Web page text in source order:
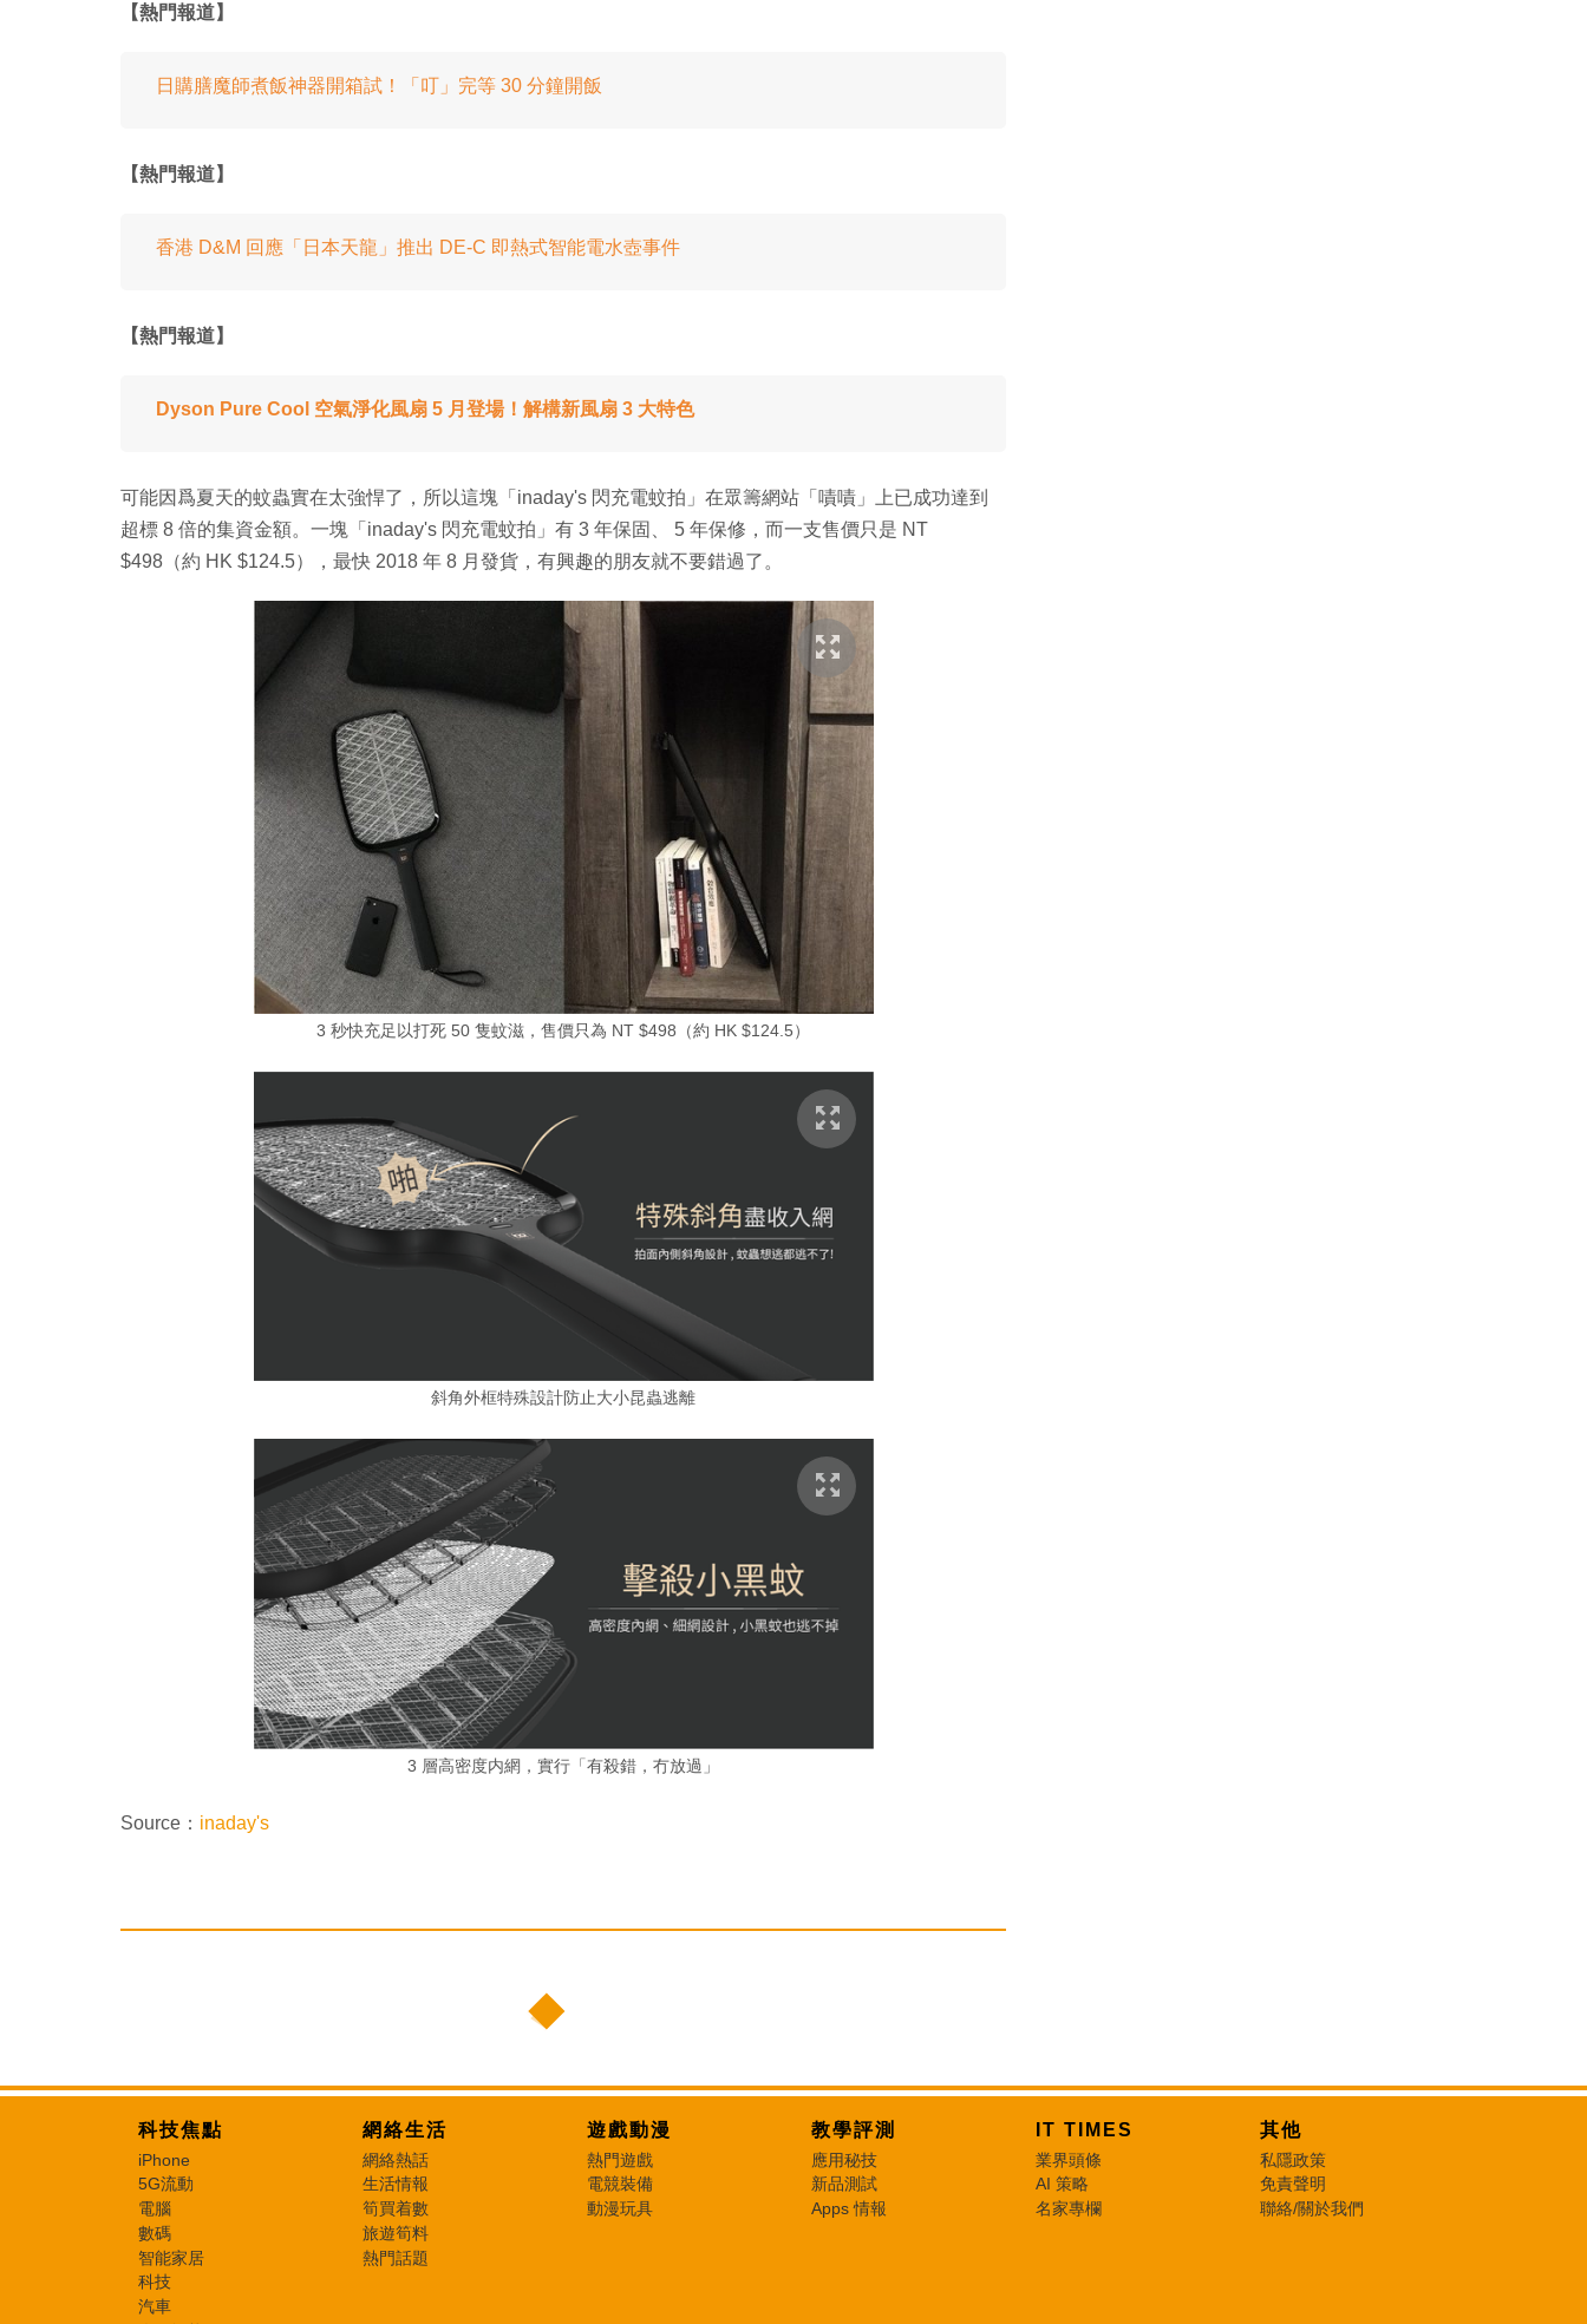
【熱門報道】
日購膳魔師煮飯神器開箱試！「叮」完等 30 分鐘開飯
【熱門報道】
香港 D&M 回應「日本天龍」推出 DE-C 即熱式智能電水壺事件
【熱門報道】
Dyson Pure Cool 空氣淨化風扇 5 月登場！解構新風扇 3 大特色
可能因爲夏天的蚊蟲實在太強悍了，所以這塊「inaday's 閃充電蚊拍」在眾籌網站「嘖嘖」上已成功達到
超標 8 倍的集資金額。一塊「inaday's 閃充電蚊拍」有 3 年保固、 5 年保修，而一支售價只是 NT
$498（約 HK $124.5），最快 2018 年 8 月發貨，有興趣的朋友就不要錯過了。
3 秒快充足以打死 50 隻蚊滋，售價只為 NT $498（約 HK $124.5）
斜角外框特殊設計防止大小昆蟲逃離
3 層高密度内網，實行「有殺錯，冇放過」
Source： inaday's
科技焦點
iPhone
5G流動
電腦
數碼
智能家居
科技
汽車
網絡生活
網絡熱話
生活情報
筍買着數
旅遊筍料
熱門話題
遊戲動漫
熱門遊戲
電競裝備
動漫玩具
教學評測
應用秘技
新品測試
Apps 情報
IT TIMES
業界頭條
AI 策略
名家專欄
其他
私隱政策
免責聲明
聯絡/關於我們